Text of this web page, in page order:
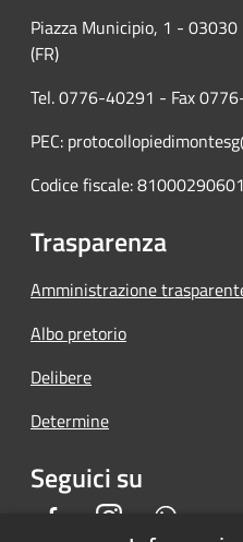
Piazza Municipio, 1 -
(FR)
Tel. 0776-40291 - Fax
PEC:
Codice fiscale: 81000290601
Trasparenza
Amministrazione
Albo pretorio
Delibere
Determine
Seguici su
FacebookInstagram